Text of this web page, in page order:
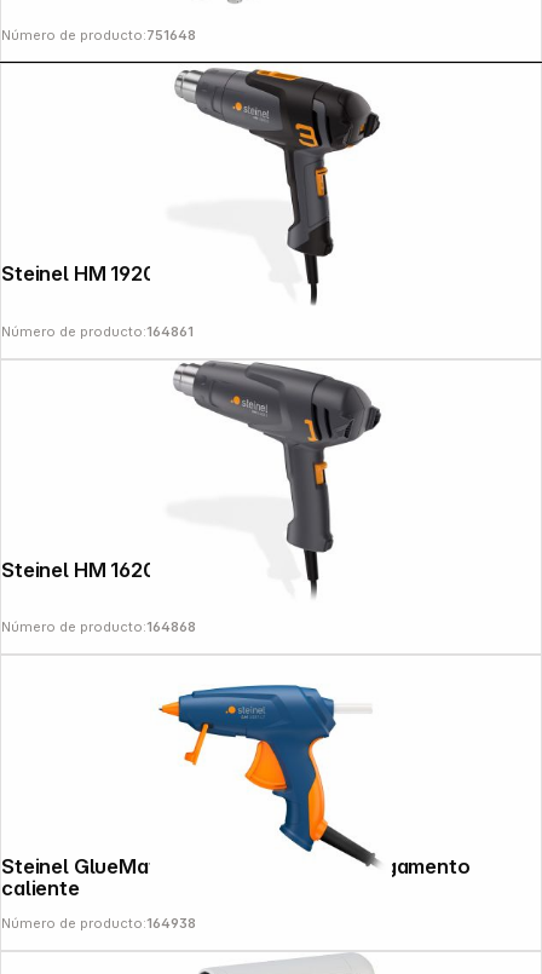
Número de producto:751648
Steinel HM 1920 E Pistola de calor
Número de producto:164861
Steinel HM 1620 S Pistola de calor
Número de producto:164868
Steinel GlueMatic 1007-LT Pistola de pegamento
caliente
Número de producto:164938